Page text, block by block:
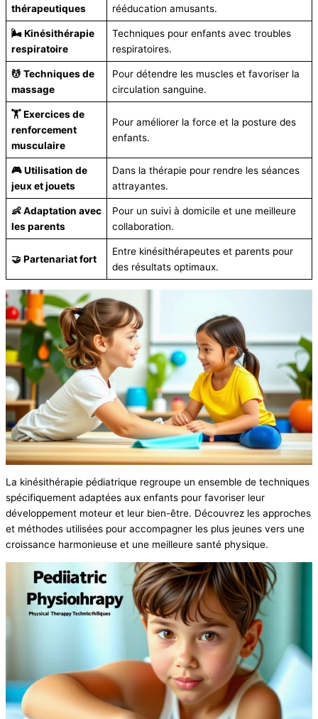
thérapeutiques
rééducation amusants.
🌬️ Kinésithérapie
respiratoire
Techniques pour enfants avec troubles
respiratoires.
💆 Techniques de
massage
Pour détendre les muscles et favoriser la
circulation sanguine.
🏋️ Exercices de
renforcement
musculaire
Pour améliorer la force et la posture des
enfants.
🎮 Utilisation de
jeux et jouets
Dans la thérapie pour rendre les séances
attrayantes.
👶 Adaptation avec
les parents
Pour un suivi à domicile et une meilleure
collaboration.
🤝 Partenariat fort
Entre kinésithérapeutes et parents pour
des résultats optimaux.
La kinésithérapie pédiatrique regroupe un ensemble de techniques
spécifiquement adaptées aux enfants pour favoriser leur
développement moteur et leur bien-être. Découvrez les approches
et méthodes utilisées pour accompagner les plus jeunes vers une
croissance harmonieuse et une meilleure santé physique.